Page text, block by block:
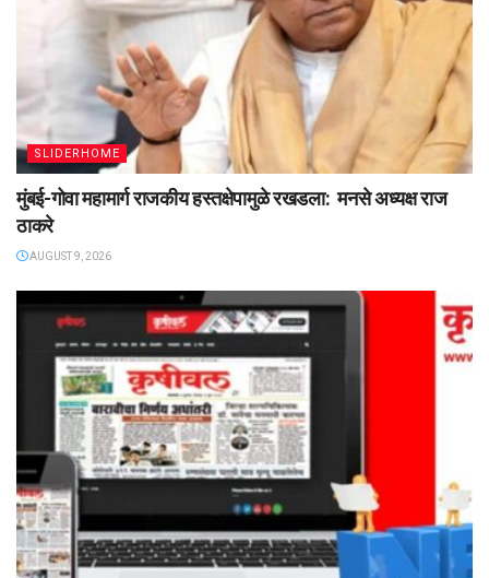
SLIDERHOME
मुंबई-गोवा महामार्ग राजकीय हस्तक्षेपामुळे रखडला: मनसे अध्यक्ष राज
ठाकरे
AUGUST 9, 2026